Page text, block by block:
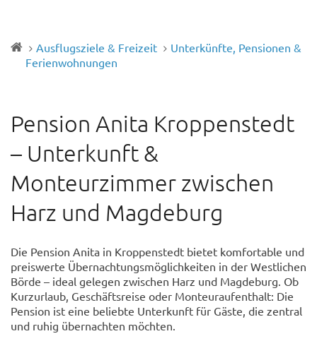
Ausflugsziele & Freizeit
Unterkünfte, Pensionen &
Ferienwohnungen
Pension Anita Kroppenstedt
– Unterkunft &
Monteurzimmer zwischen
Harz und Magdeburg
Die Pension Anita in Kroppenstedt bietet komfortable und
preiswerte Übernachtungsmöglichkeiten in der Westlichen
Börde – ideal gelegen zwischen Harz und Magdeburg. Ob
Kurzurlaub, Geschäftsreise oder Monteuraufenthalt: Die
Pension ist eine beliebte Unterkunft für Gäste, die zentral
und ruhig übernachten möchten.